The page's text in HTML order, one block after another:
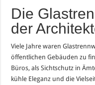
Die
der
Viele Jahre waren
öffentlichen Gebäuden zu
Büros, als Sichtschutz in
kühle Eleganz und die